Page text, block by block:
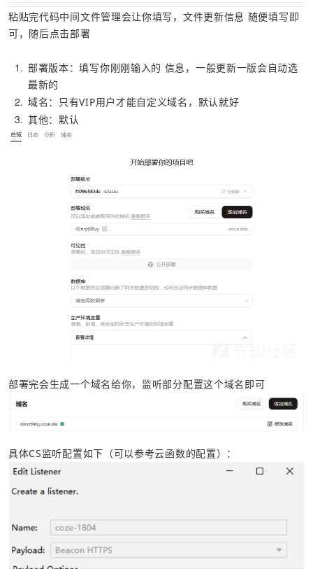
粘贴完代码中间文件管理会让你填写，文件更新信息 随便填写即
可，随后点击部署
1
部署版本：填写你刚刚输入的 信息，一般更新一版会自动选
最新的
2 域名：只有VIP用户才能自定义域名，默认就好
3 其他：默认
部署完会生成一个域名给你，监听部分配置这个域名即可
具体CS监听配置如下（可以参考云函数的配置）：